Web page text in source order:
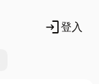
login登入